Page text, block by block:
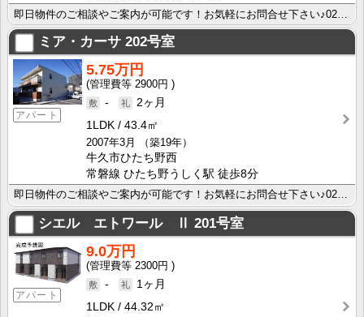
ミア・カーサ 202号室
アパート
5.75万円
2900円
-
2ヶ月
1LDK
43.4㎡
2007年3月
（築19年）
牛久市ひたち野西
常磐線 ひたち野うしく駅 徒歩8分
即日物件のご相談やご案内が可能です！お気軽にお問合せ下さい♪029-863-3939
シエル エトワール Ⅱ 201号室
アパート
9.0万円
2300円
-
1ヶ月
1LDK
44.32㎡